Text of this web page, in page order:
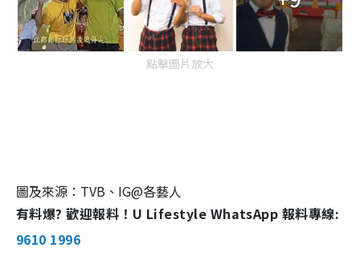
點擊圖片放大
圖及來源：TVB、IG@各藝人
有料爆? 歡迎報料！U Lifestyle WhatsApp 報料專線:
9610 1996